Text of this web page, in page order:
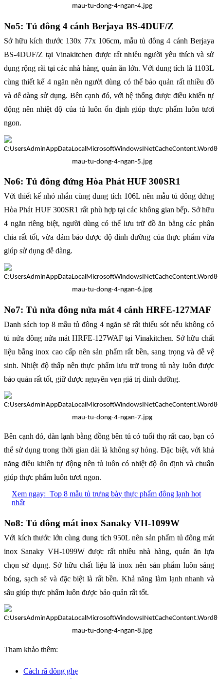
No5: Tủ đông 4 cánh Berjaya BS-4DUF/Z
Sở hữu kích thước 130x 77x 106cm, mẫu tủ đông 4 cánh Berjaya
BS-4DUF/Z tại Vinakitchen được rất nhiều người yêu thích và sử
dụng rộng rãi tại các nhà hàng, quán ăn lớn. Với dung tích là 1103L
cùng thiết kế 4 ngăn nên người dùng có thể bảo quản rất nhiều đồ
và dễ dàng sử dụng. Bên cạnh đó, với hệ thống được điều khiển tự
động nên nhiệt độ của tủ luôn ổn định giúp thực phẩm luôn tươi
ngon.
No6: Tủ đông đứng Hòa Phát HUF 300SR1
Với thiết kế nhỏ nhắn cùng dung tích 106L nên mẫu tủ đông đứng
Hòa Phát HUF 300SR1 rất phù hợp tại các không gian bếp. Sở hữu
4 ngăn riêng biệt, người dùng có thể lưu trữ đồ ăn bằng các phân
chia rất tốt, vừa đảm bảo được độ dinh dưỡng của thực phẩm vừa
giúp sử dụng dễ dàng.
No7: Tủ nửa đông nửa mát 4 cánh HRFE-127MAF
Danh sách top 8 mẫu tủ đông 4 ngăn sẽ rất thiếu sót nếu không có
tủ nửa đông nửa mát HRFE-127WAF tại Vinakitchen. Sở hữu chất
liệu bằng inox cao cấp nên sản phẩm rất bền, sang trọng và dễ vệ
sinh. Nhiệt độ thấp nên thực phẩm lưu trữ trong tủ này luôn được
bảo quản rất tốt, giữ được nguyên vẹn giá trị dinh dưỡng.
Bên cạnh đó, dàn lạnh bằng đồng bên tủ có tuổi thọ rất cao, bạn có
thể sử dụng trong thời gian dài là không sợ hỏng. Đặc biệt, với khả
năng điều khiển tự động nên tủ luôn có nhiệt độ ổn định và chuẩn
giúp thực phẩm luôn tươi ngon.
Xem ngay: Top 8 mẫu tủ trưng bày thực phẩm đông lạnh hot
nhất
No8: Tủ đông mát inox Sanaky VH-1099W
Với kích thước lớn cùng dung tích 950L nên sản phẩm tủ đông mát
inox Sanaky VH-1099W được rất nhiều nhà hàng, quán ăn lựa
chọn sử dụng. Sở hữu chất liệu là inox nên sản phẩm luôn sáng
bóng, sạch sẽ và đặc biệt là rất bền. Khả năng làm lạnh nhanh và
sâu giúp thực phẩm luôn được bảo quản rất tốt.
Tham khảo thêm:
Cách rã đông ghẹ